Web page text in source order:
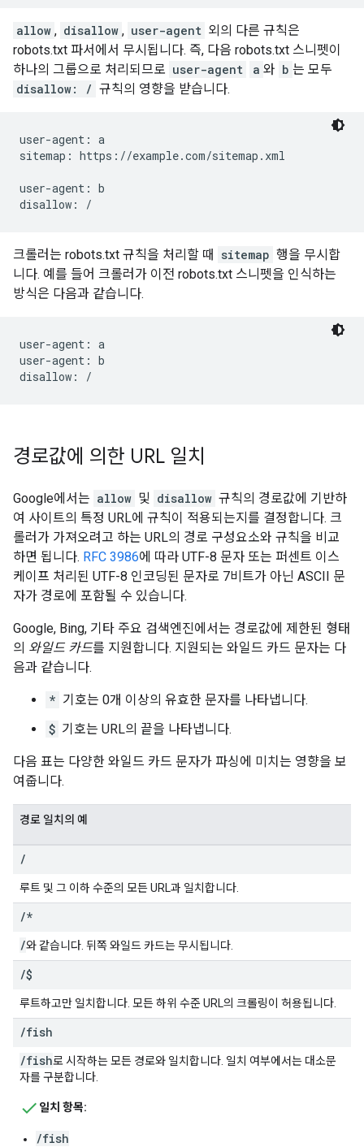
allow , disallow , user-agent 외의 다른 규칙은
robots.txt 파서에서 무시됩니다. 즉, 다음 robots.txt 스니펫이
하나의 그룹으로 처리되므로 user-agent a 와 b 는 모두
disallow: / 규칙의 영향을 받습니다.
user-agent: a
sitemap: https://example.com/sitemap.xml
user-agent: b
disallow: /
크롤러는 robots.txt 규칙을 처리할 때 sitemap 행을 무시합
니다. 예를 들어 크롤러가 이전 robots.txt 스니펫을 인식하는
방식은 다음과 같습니다.
user-agent: a
user-agent: b
disallow: /
경로값에 의한 URL 일치
Google에서는 allow 및 disallow 규칙의 경로값에 기반하
여 사이트의 특정 URL에 규칙이 적용되는지를 결정합니다. 크
롤러가 가져오려고 하는 URL의 경로 구성요소와 규칙을 비교
하면 됩니다. RFC 3986에 따라 UTF-8 문자 또는 퍼센트 이스
케이프 처리된 UTF-8 인코딩된 문자로 7비트가 아닌 ASCII 문
자가 경로에 포함될 수 있습니다.
Google, Bing, 기타 주요 검색엔진에서는 경로값에 제한된 형태
의 와일드 카드를 지원합니다. 지원되는 와일드 카드 문자는 다
음과 같습니다.
* 기호는 0개 이상의 유효한 문자를 나타냅니다.
$ 기호는 URL의 끝을 나타냅니다.
다음 표는 다양한 와일드 카드 문자가 파싱에 미치는 영향을 보
여줍니다.
경로 일치의 예
/
루트 및 그 이하 수준의 모든 URL과 일치합니다.
/*
/와 같습니다. 뒤쪽 와일드 카드는 무시됩니다.
/$
루트하고만 일치합니다. 모든 하위 수준 URL의 크롤링이 허용됩니다.
/fish
/fish로 시작하는 모든 경로와 일치합니다. 일치 여부에서는 대소문
자를 구분합니다.
일치 항목:
/fish